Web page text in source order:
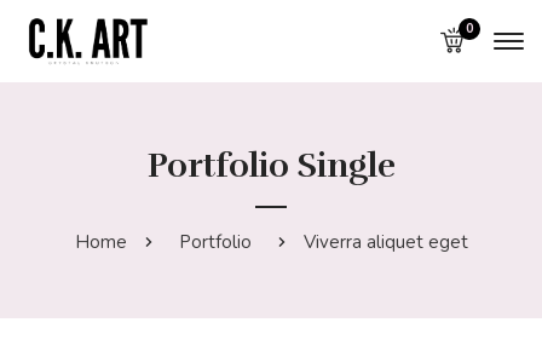
0
Portfolio Single
Home Portfolio Viverra aliquet eget